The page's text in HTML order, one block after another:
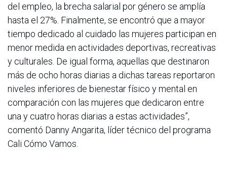
del empleo, la brecha salarial por género se amplía
hasta el 27%. Finalmente, se encontró que a mayor
tiempo dedicado al cuidado las mujeres participan en
menor medida en actividades deportivas, recreativas
y culturales. De igual forma, aquellas que destinaron
más de ocho horas diarias a dichas tareas reportaron
niveles inferiores de bienestar físico y mental en
comparación con las mujeres que dedicaron entre
una y cuatro horas diarias a estas actividades”,
comentó Danny Angarita, líder técnico del programa
Cali Cómo Vamos.